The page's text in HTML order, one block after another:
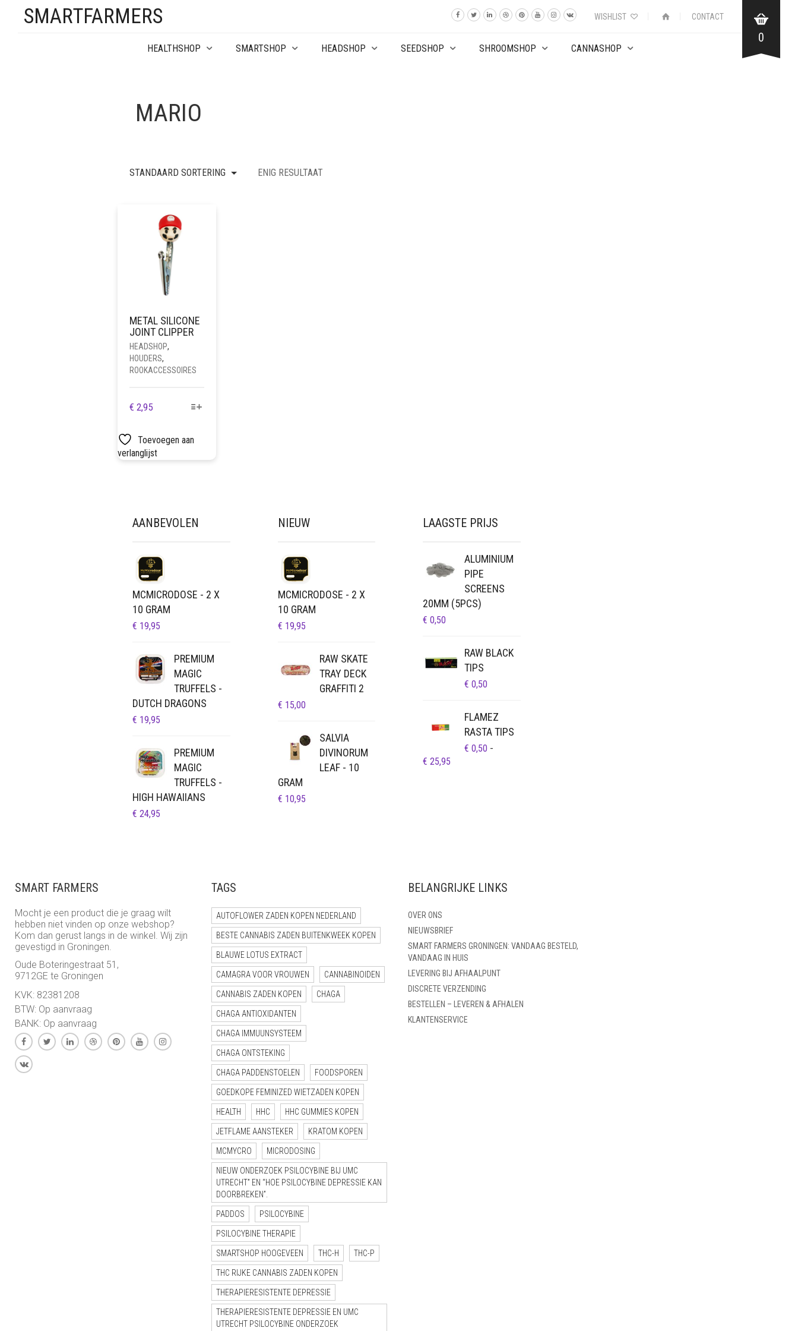
SMARTFARMERS WISHLIST CONTACT
0
HEALTHSHOP SMARTSHOP HEADSHOP SEEDSHOP SHROOMSHOP CANNASHOP
MARIO
STANDAARD SORTERING ENIG RESULTAAT
METAL SILICONE
JOINT CLIPPER
HEADSHOP,
HOUDERS,
ROOKACCESSOIRES
€ 2,95DIT
MEERDERE
VARIATIES.
WORDEN
PRODUCTPAGINA
Toevoegen aan
verlanglijst
AANBEVOLEN
MCMICRODOSE - 2 X
10 GRAM
€ 19,95
PREMIUM
MAGIC
TRUFFELS -
DUTCH DRAGONS
€ 19,95
PREMIUM
MAGIC
TRUFFELS -
HIGH HAWAIIANS
€ 24,95
NIEUW
MCMICRODOSE - 2 X
10 GRAM
€ 19,95
RAW SKATE
TRAY DECK
GRAFFITI 2
€ 15,00
SALVIA
DIVINORUM
LEAF - 10
GRAM
€ 10,95
LAAGSTE PRIJS
ALUMINIUM
PIPE
SCREENS
20MM (5PCS)
€ 0,50
RAW BLACK
TIPS
€ 0,50
FLAMEZ
RASTA TIPS
€ 0,50 -
€ 25,95
SMART FARMERS
Mocht je een product die je graag wilt
hebben niet vinden op onze webshop?
Kom dan gerust langs in de winkel. Wij zijn
gevestigd in Groningen.
Oude Boteringestraat 51,
9712GE te Groningen
KVK: 82381208
BTW: Op aanvraag
BANK: Op aanvraag
TAGS
AUTOFLOWER ZADEN KOPEN NEDERLAND
BESTE CANNABIS ZADEN BUITENKWEEK KOPEN
BLAUWE LOTUS EXTRACT
CAMAGRA VOOR VROUWEN CANNABINOIDEN
CANNABIS ZADEN KOPEN CHAGA
CHAGA ANTIOXIDANTEN
CHAGA IMMUUNSYSTEEM
CHAGA ONTSTEKING
CHAGA PADDENSTOELEN FOODSPOREN
GOEDKOPE FEMINIZED WIETZADEN KOPEN
HEALTH HHC HHC GUMMIES KOPEN
JETFLAME AANSTEKER KRATOM KOPEN
MCMYCRO MICRODOSING
NIEUW ONDERZOEK PSILOCYBINE BIJ UMC
UTRECHT” EN “HOE PSILOCYBINE DEPRESSIE KAN
DOORBREKEN”.
PADDOS PSILOCYBINE
PSILOCYBINE THERAPIE
SMARTSHOP HOOGEVEEN THC-H THC-P
THC RIJKE CANNABIS ZADEN KOPEN
THERAPIERESISTENTE DEPRESSIE
THERAPIERESISTENTE DEPRESSIE EN UMC
UTRECHT PSILOCYBINE ONDERZOEK
BELANGRIJKE LINKS
OVER ONS
NIEUWSBRIEF
SMART FARMERS GRONINGEN: VANDAAG BESTELD,
VANDAAG IN HUIS
LEVERING BIJ AFHAALPUNT
DISCRETE VERZENDING
BESTELLEN – LEVEREN & AFHALEN
KLANTENSERVICE